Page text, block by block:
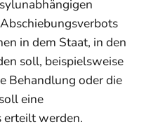
in dem Staat, in den
soll, beispielsweise
Behandlung oder die
eine
werden.